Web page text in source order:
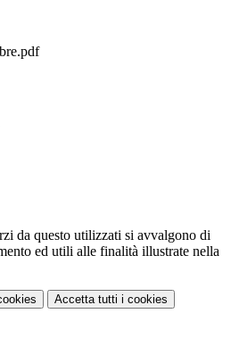
da questo utilizzati si avvalgono di
ed utili alle finalità illustrate nella
Accetta tutti i cookies